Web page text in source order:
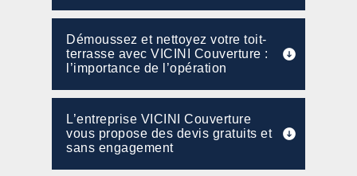
Démoussez et nettoyez votre toit-
terrasse avec VICINI Couverture :
l’importance de l’opération
L’entreprise VICINI Couverture
vous propose des devis gratuits et
sans engagement